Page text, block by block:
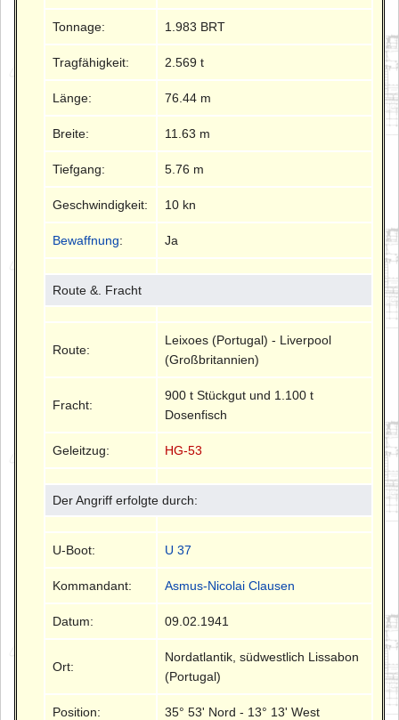
Tonnage: 1.983 BRT
Tragfähigkeit: 2.569 t
Länge: 76.44 m
Breite: 11.63 m
Tiefgang: 5.76 m
Geschwindigkeit: 10 kn
Bewaffnung: Ja
Route &. Fracht
Route:
Leixoes (Portugal) - Liverpool
(Großbritannien)
Fracht:
900 t Stückgut und 1.100 t
Dosenfisch
Geleitzug: HG-53
Der Angriff erfolgte durch:
U-Boot: U 37
Kommandant: Asmus-Nicolai Clausen
Datum: 09.02.1941
Ort:
Nordatlantik, südwestlich Lissabon
(Portugal)
Position: 35° 53' Nord - 13° 13' West